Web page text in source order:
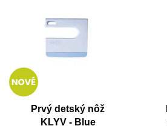
Prvý detský nôž
KLYV - Blue